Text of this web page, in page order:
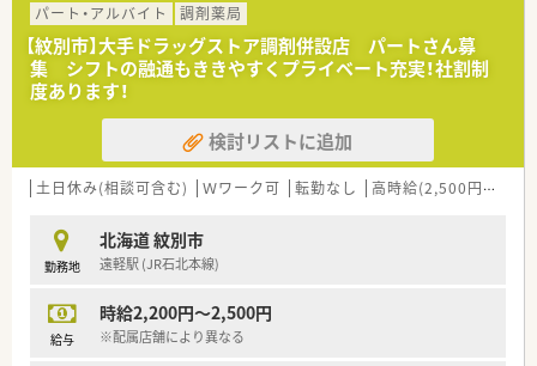
【こんな方が活躍中】
■子育てをしながら短時間で効率よく働くパート薬剤師の方や、
フルタイムで責任ある業務をこなす正社員まで幅広く活躍して
います。
■旭川市内に在住し、地元に貢献したいという強い思いを持った
スタッフが多く、近隣住民とのコミュニケーションを大切にして
■ブランクを経て復職した薬剤師の方も在籍しており、互いにサ
ポートし合う文化が根付いているため中途入社でも馴染みやす
【こんな方にオススメ】
■年3回の賞与支給や無料駐車場の完備など、福利厚生が充実し
すすめです。
■年収アップを実現したい方はもちろん、残業を減らして家族や
パート・アルバイト
調剤薬局
【紋別市】大手ドラッグストア調剤併設店 パートさん募
集 シフトの融通もききやすくプライベート充実！社割制
度あります！
検討リストに追加
土日休み(相談可含む) Ｗワーク可 転勤なし 高時給(2,500円以上)
勤務地
北海道 紋別市
遠軽駅 (JR石北本線)
給与
時給2,200円～2,500円
※配属店舗により異なる